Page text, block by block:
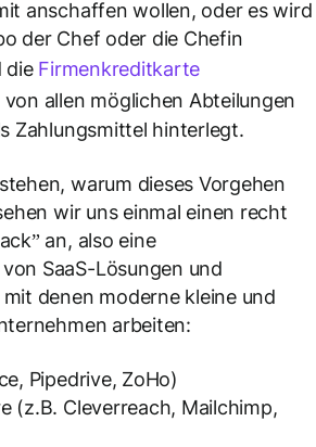
anschaffen wollen, oder es wird
der Chef oder die Chefin
die Firmenkreditkarte
von allen möglichen Abteilungen
Zahlungsmittel hinterlegt.
warum dieses Vorgehen
wir uns einmal einen recht
an, also eine
SaaS-Lösungen und
denen moderne kleine und
arbeiten:
Pipedrive, ZoHo)
(z.B. Cleverreach, Mailchimp,